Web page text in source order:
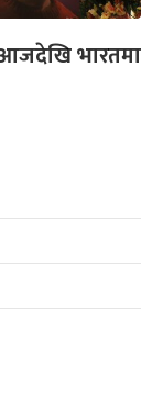
आजदेखि भारतमा